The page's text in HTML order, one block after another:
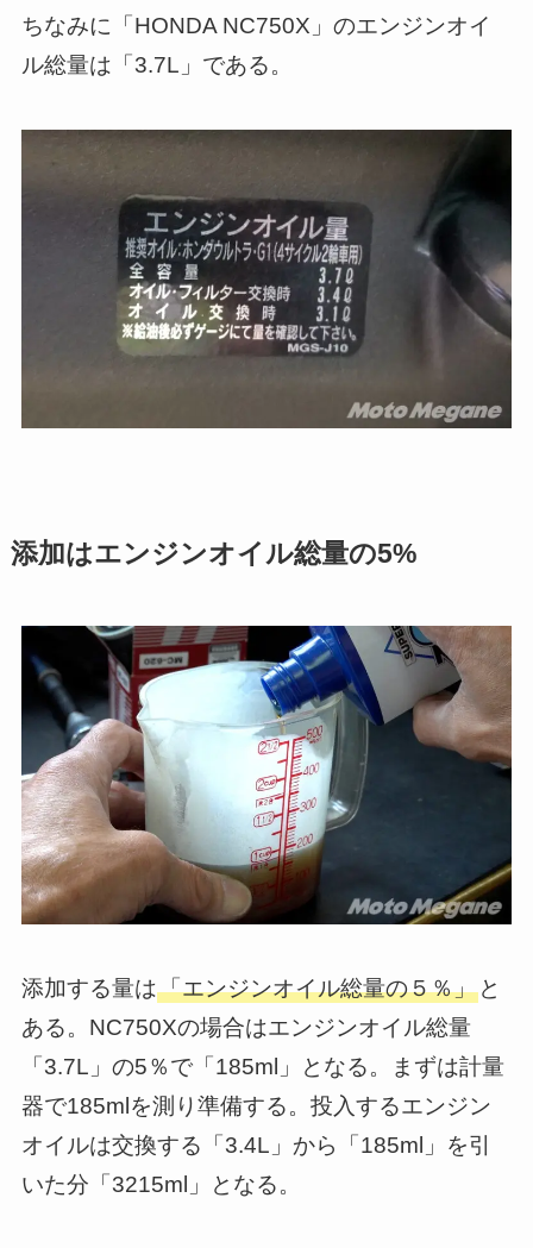
ちなみに「HONDA NC750X」のエンジンオイ
ル総量は「3.7L」である。
添加はエンジンオイル総量の5%
添加する量は「エンジンオイル総量の５％」と
ある。NC750Xの場合はエンジンオイル総量
「3.7L」の5％で「185ml」となる。まずは計量
器で185mlを測り準備する。投入するエンジン
オイルは交換する「3.4L」から「185ml」を引
いた分「3215ml」となる。